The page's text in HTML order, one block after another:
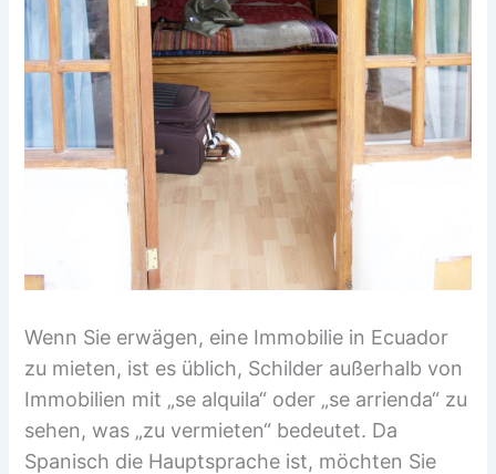
Wenn Sie erwägen, eine Immobilie in Ecuador
zu mieten, ist es üblich, Schilder außerhalb von
Immobilien mit „se alquila“ oder „se arrienda“ zu
sehen, was „zu vermieten“ bedeutet. Da
Spanisch die Hauptsprache ist, möchten Sie